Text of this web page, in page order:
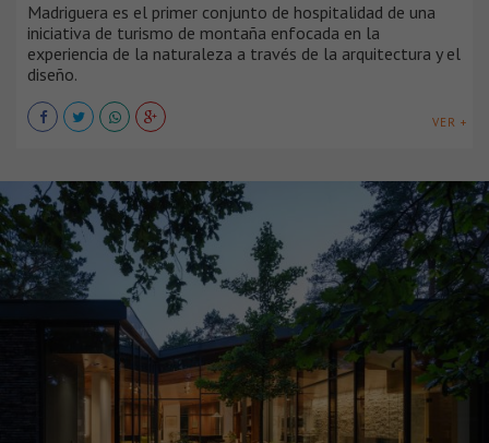
Madriguera es el primer conjunto de hospitalidad de una
iniciativa de turismo de montaña enfocada en la
experiencia de la naturaleza a través de la arquitectura y el
diseño.
VER +